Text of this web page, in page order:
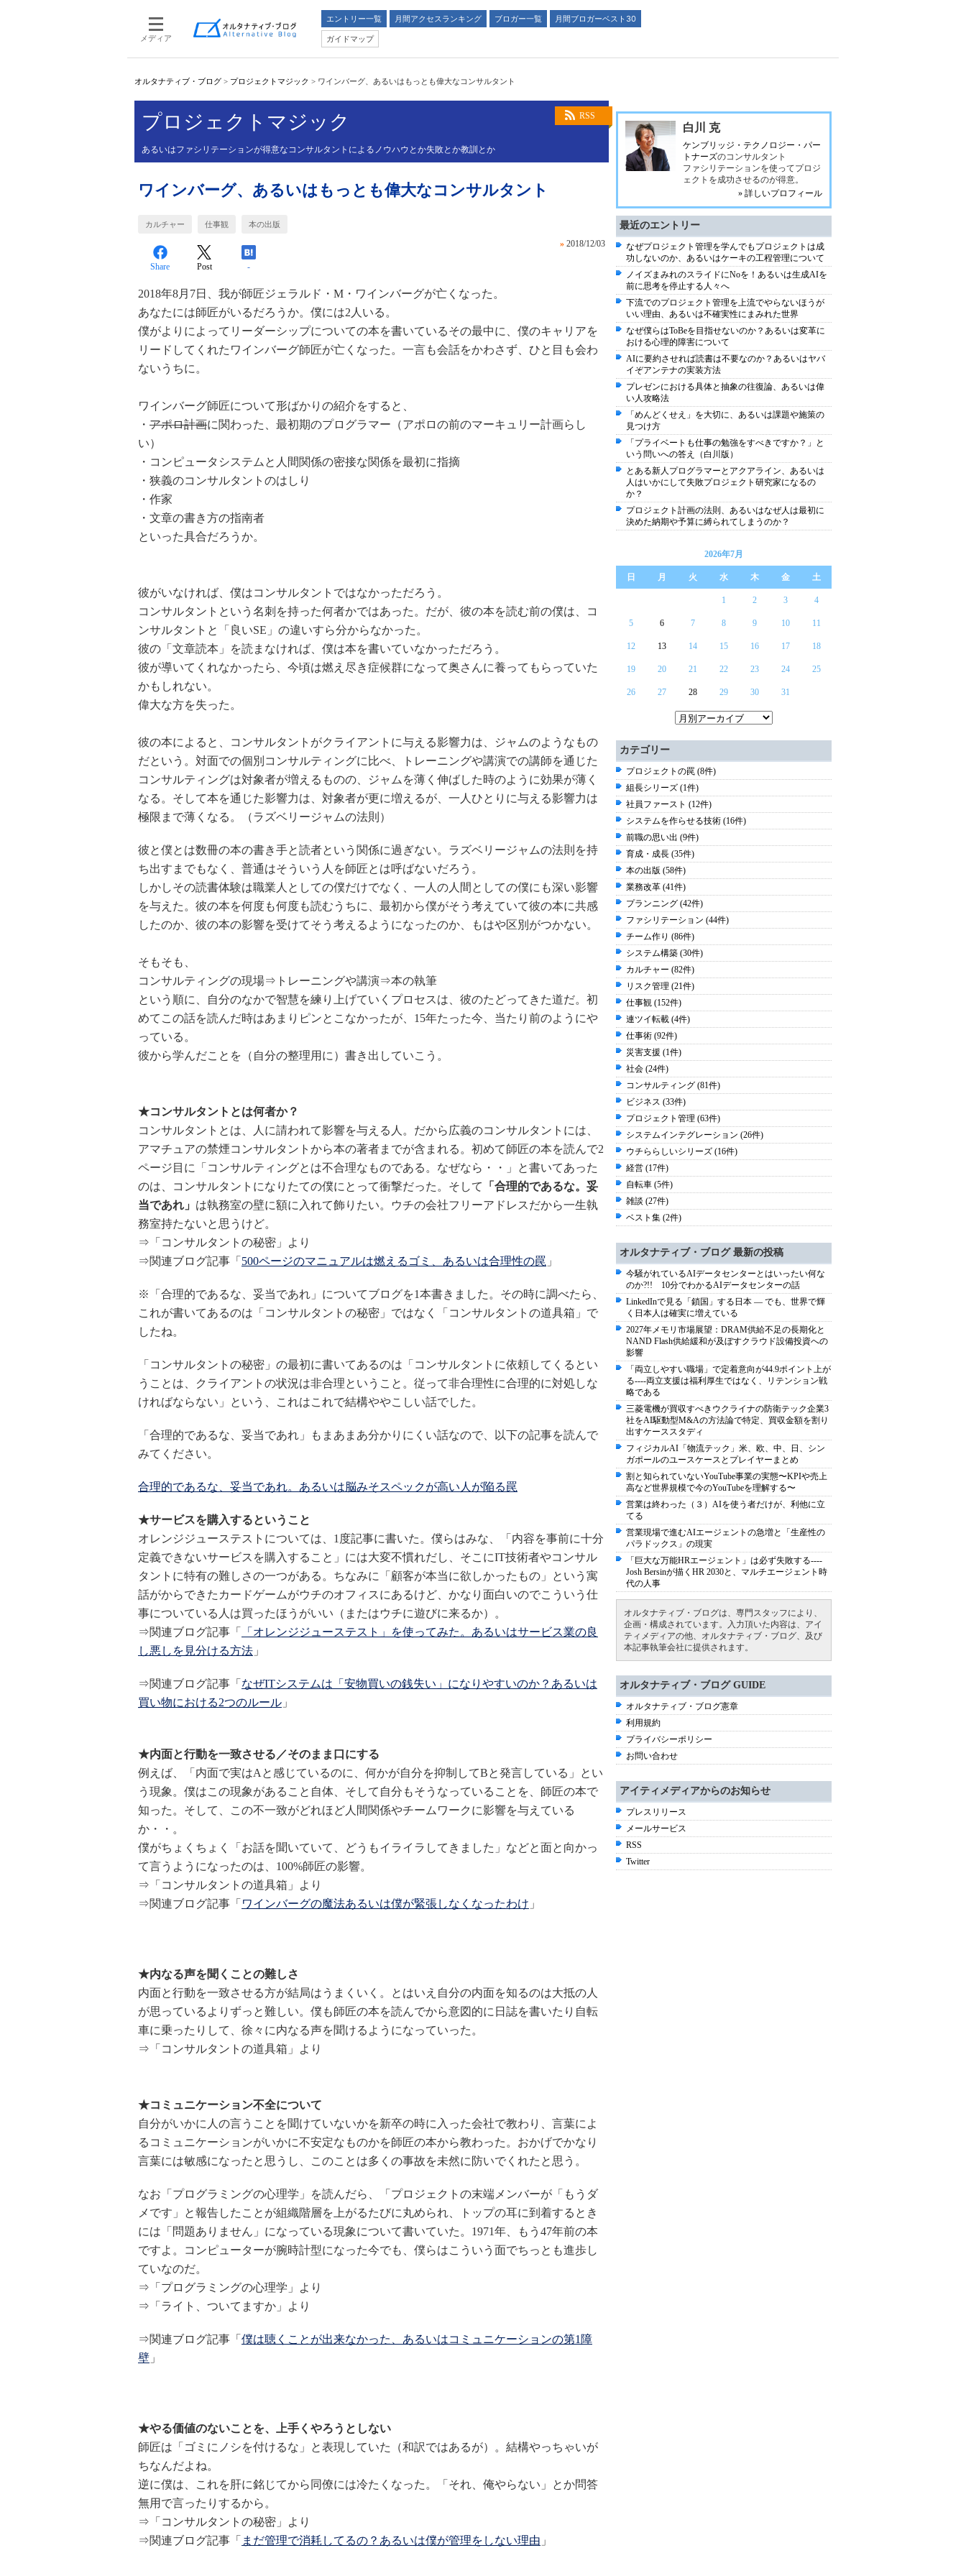
メディア
エントリー一覧 月間アクセスランキング ブロガー一覧
月間ブロガーベスト30
ガイドマップ
オルタナティブ・ブログ > プロジェクトマジック > ワインバーグ、あるいはもっとも偉大なコンサルタント
RSS
プロジェクトマジック
あるいはファシリテーションが得意なコンサルタントによるノウハウとか失敗とか教訓とか
ワインバーグ、あるいはもっとも偉大なコンサルタント
カルチャー 仕事観 本の出版
» 2018/12/03
Share Post -
2018年8月7日、我が師匠ジェラルド・M・ワインバーグが亡くなった。
あなたには師匠がいるだろうか。僕には2人いる。
僕がよりによってリーダーシップについての本を書いているその最中に、僕のキャリアを
リードしてくれたワインバーグ師匠が亡くなった。一言も会話をかわさず、ひと目も会わ
ないうちに。
ワインバーグ師匠について形ばかりの紹介をすると、
・ アポロ計画に関わった、最初期のプログラマー（アポロの前のマーキュリー計画らし
い）
・コンピュータシステムと人間関係の密接な関係を最初に指摘
・狭義のコンサルタントのはしり
・作家
・文章の書き方の指南者
といった具合だろうか。
彼がいなければ、僕はコンサルタントではなかっただろう。
コンサルタントという名刺を持った何者かではあった。だが、彼の本を読む前の僕は、コ
ンサルタントと「良いSE」の違いすら分からなかった。
彼の「文章読本」を読まなければ、僕は本を書いていなかっただろう。
彼が導いてくれなかったら、今頃は燃え尽き症候群になって奥さんに養ってもらっていた
かもしれない。
偉大な方を失った。
彼の本によると、コンサルタントがクライアントに与える影響力は、ジャムのようなもの
だという。対面での個別コンサルティングに比べ、トレーニングや講演での講師を通じた
コンサルティングは対象者が増えるものの、ジャムを薄く伸ばした時のように効果が薄く
なる。そして本を通じた影響力は、対象者が更に増えるが、一人ひとりに与える影響力は
極限まで薄くなる。（ラズベリージャムの法則）
彼と僕とは数冊の本の書き手と読者という関係に過ぎない。ラズベリージャムの法則を持
ち出すまでもなく、普通はそういう人を師匠とは呼ばないだろう。
しかしその読書体験は職業人としての僕だけでなく、一人の人間としての僕にも深い影響
を与えた。彼の本を何度も何度も読むうちに、最初から僕がそう考えていて彼の本に共感
したのか、彼の本の影響を受けてそう考えるようになったのか、もはや区別がつかない。
そもそも、
コンサルティングの現場⇒トレーニングや講演⇒本の執筆
という順に、自分のなかで智慧を練り上げていくプロセスは、彼のたどってきた道だ。初
めてこの話を読んだ時はあまりピンとこなかったが、15年たった今、当たり前のようにや
っている。
彼から学んだことを（自分の整理用に）書き出していこう。
★コンサルタントとは何者か？
コンサルタントとは、人に請われて影響を与える人。だから広義のコンサルタントには、
アマチュアの禁煙コンサルタントから本の著者までが含まれる。初めて師匠の本を読んで2
ページ目に「コンサルティングとは不合理なものである。なぜなら・・」と書いてあった
のは、コンサルタントになりたての僕にとって衝撃だった。そして
「合理的であるな。妥
当であれ」 は執務室の壁に額に入れて飾りたい。ウチの会社フリーアドレスだから一生執
務室持たないと思うけど。
⇒「コンサルタントの秘密」より
⇒関連ブログ記事「 500ページのマニュアルは燃えるゴミ、あるいは合理性の罠 」
※「合理的であるな、妥当であれ」についてブログを1本書きました。その時に調べたら、
これが書いてあるのは「コンサルタントの秘密」ではなく「コンサルタントの道具箱」で
したね。
「コンサルタントの秘密」の最初に書いてあるのは「コンサルタントに依頼してくるとい
うことは、クライアントの状況は非合理ということ。従って非合理性に合理的に対処しな
ければならない」という、これはこれで結構ややこしい話でした。
「合理的であるな、妥当であれ」もまあまあ分かりにくい話なので、以下の記事を読んで
みてください。
合理的であるな、妥当であれ。あるいは脳みそスペックが高い人が陥る罠
★サービスを購入するということ
オレンジジューステストについては、1度記事に書いた。僕らはみな、「内容を事前に十分
定義できないサービスを購入すること」には大変不慣れだし、そこにIT技術者やコンサル
タントに特有の難しさの一つがある。ちなみに「顧客が本当に欲しかったもの」という寓
話がからできたカードゲームがウチのオフィスにあるけど、かなり面白いのでこういう仕
事についている人は買ったほうがいい（またはウチに遊びに来るか）。
⇒関連ブログ記事「
「オレンジジューステスト」を使ってみた。あるいはサービス業の良
し悪しを見分ける方法 」
⇒関連ブログ記事「 なぜITシステムは「安物買いの銭失い」になりやすいのか？あるいは
買い物における2つのルール 」
★内面と行動を一致させる／そのまま口にする
例えば、「内面で実はAと感じているのに、何かが自分を抑制してBと発言している」とい
う現象。僕はこの現象があること自体、そして自分もそうなっていることを、師匠の本で
知った。そして、この不一致がどれほど人間関係やチームワークに影響を与えている
か・・。
僕がちょくちょく「お話を聞いていて、どうもイライラしてきました」などと面と向かっ
て言うようになったのは、100%師匠の影響。
⇒「コンサルタントの道具箱」より
⇒関連ブログ記事「 ワインバーグの魔法あるいは僕が緊張しなくなったわけ 」
★内なる声を聞くことの難しさ
内面と行動を一致させる方が結局はうまくいく。とはいえ自分の内面を知るのは大抵の人
が思っているよりずっと難しい。僕も師匠の本を読んでから意図的に日誌を書いたり自転
車に乗ったりして、徐々に内なる声を聞けるようになっていった。
⇒「コンサルタントの道具箱」より
★コミュニケーション不全について
自分がいかに人の言うことを聞けていないかを新卒の時に入った会社で教わり、言葉によ
るコミュニケーションがいかに不安定なものかを師匠の本から教わった。おかげでかなり
言葉には敏感になったと思うし、このことは多くの事故を未然に防いでくれたと思う。
なお「プログラミングの心理学」を読んだら、「プロジェクトの末端メンバーが「もうダ
メです」と報告したことが組織階層を上がるたびに丸められ、トップの耳に到着するとき
には「問題ありません」になっている現象について書いていた。1971年、もう47年前の本
ですよ。コンピューターが腕時計型になった今でも、僕らはこういう面でちっとも進歩し
ていなのだ。
⇒「プログラミングの心理学」より
⇒「ライト、ついてますか」より
⇒関連ブログ記事「 僕は聴くことが出来なかった、あるいはコミュニケーションの第1障
壁 」
★やる価値のないことを、上手くやろうとしない
師匠は「ゴミにノシを付けるな」と表現していた（和訳ではあるが）。結構やっちゃいが
ちなんだよね。
逆に僕は、これを肝に銘じてから同僚には冷たくなった。「それ、俺やらない」とか問答
無用で言ったりするから。
⇒「コンサルタントの秘密」より
⇒関連ブログ記事「 まだ管理で消耗してるの？あるいは僕が管理をしない理由 」
白川 克
ケンブリッジ・テクノロジー・パー
トナーズのコンサルタント
ファシリテーションを使ってプロジ
ェクトを成功させるのが得意。
» 詳しいプロフィール
最近のエントリー
なぜプロジェクト管理を学んでもプロジェクトは成
功しないのか、あるいはケーキの工程管理について
ノイズまみれのスライドにNoを！あるいは生成AIを
前に思考を停止する人々へ
下流でのプロジェクト管理を上流でやらないほうが
いい理由、あるいは不確実性にまみれた世界
なぜ僕らはToBeを目指せないのか？あるいは変革に
おける心理的障害について
AIに要約させれば読書は不要なのか？あるいはヤバ
イぞアンテナの実装方法
プレゼンにおける具体と抽象の往復論、あるいは偉
い人攻略法
「めんどくせえ」を大切に、あるいは課題や施策の
見つけ方
「プライベートも仕事の勉強をすべきですか？」と
いう問いへの答え（白川版）
とある新人プログラマーとアクアライン、あるいは
人はいかにして失敗プロジェクト研究家になるの
か？
プロジェクト計画の法則、あるいはなぜ人は最初に
決めた納期や予算に縛られてしまうのか？
2026年7月
日 月 火 水 木 金 土
1 2 3 4
5 6 7 8 9 10 11
12 13 14 15 16 17 18
19 20 21 22 23 24 25
26 27 28 29 30 31
カテゴリー
プロジェクトの罠 (8件)
組長シリーズ (1件)
社員ファースト (12件)
システムを作らせる技術 (16件)
前職の思い出 (9件)
育成・成長 (35件)
本の出版 (58件)
業務改革 (41件)
プランニング (42件)
ファシリテーション (44件)
チーム作り (86件)
システム構築 (30件)
カルチャー (82件)
リスク管理 (21件)
仕事観 (152件)
連ツイ転載 (4件)
仕事術 (92件)
災害支援 (1件)
社会 (24件)
コンサルティング (81件)
ビジネス (33件)
プロジェクト管理 (63件)
システムインテグレーション (26件)
ウチららしいシリーズ (16件)
経営 (17件)
自転車 (5件)
雑談 (27件)
ベスト集 (2件)
オルタナティブ・ブログ 最新の投稿
今騒がれているAIデータセンターとはいったい何な
のか?!! 10分でわかるAIデータセンターの話
LinkedInで見る「鎖国」する日本 ― でも、世界で輝
く日本人は確実に増えている
2027年メモリ市場展望：DRAM供給不足の長期化と
NAND Flash供給緩和が及ぼすクラウド設備投資への
影響
「両立しやすい職場」で定着意向が44.9ポイント上が
る----両立支援は福利厚生ではなく、リテンション戦
略である
三菱電機が買収すべきウクライナの防衛テック企業3
社をAI駆動型M&Aの方法論で特定、買収金額を割り
出すケーススタディ
フィジカルAI「物流テック」米、欧、中、日、シン
ガポールのユースケースとプレイヤーまとめ
割と知られていないYouTube事業の実態〜KPIや売上
高など世界規模で今のYouTubeを理解する〜
営業は終わった（３）AIを使う者だけが、利他に立
てる
営業現場で進むAIエージェントの急増と「生産性の
パラドックス」の現実
「巨大な万能HRエージェント」は必ず失敗する----
Josh Bersinが描くHR 2030と、マルチエージェント時
代の人事
オルタナティブ・ブログは、専門スタッフにより、
企画・構成されています。入力頂いた内容は、アイ
ティメディアの他、オルタナティブ・ブログ、及び
本記事執筆会社に提供されます。
オルタナティブ・ブログ GUIDE
オルタナティブ・ブログ憲章
利用規約
プライバシーポリシー
お問い合わせ
アイティメディアからのお知らせ
プレスリリース
メールサービス
RSS
Twitter